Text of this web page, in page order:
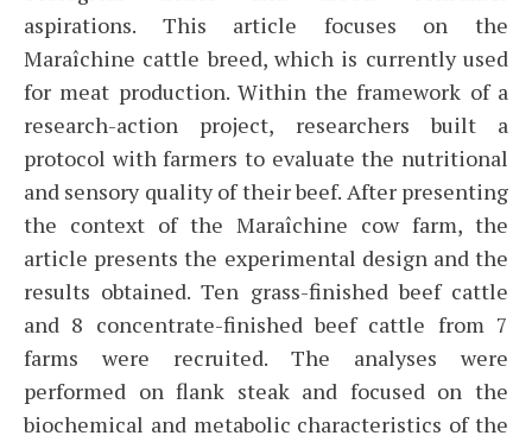
aspirations. This article focuses on the
Maraîchine cattle breed, which is currently used
for meat production. Within the framework of a
research-action project, researchers built a
protocol with farmers to evaluate the nutritional
and sensory quality of their beef. After presenting
the context of the Maraîchine cow farm, the
article presents the experimental design and the
results obtained. Ten grass-finished beef cattle
and 8 concentrate-finished beef cattle from 7
farms were recruited. The analyses were
performed on flank steak and focused on the
biochemical and metabolic characteristics of the